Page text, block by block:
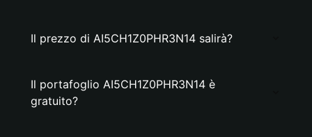
Il prezzo di AI5CH1Z0PHR3N14 salirà?
Il portafoglio AI5CH1Z0PHR3N14 è
gratuito?